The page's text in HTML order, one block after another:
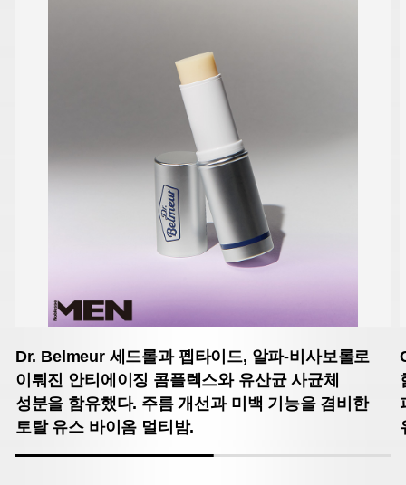
Dr. Belmeur세드롤과 펩타이드, 알파-비사보롤로
이뤄진 안티에이징 콤플렉스와 유산균 사균체
성분을 함유했다. 주름 개선과 미백 기능을 겸비한
토탈 유스 바이옴 멀티밤.